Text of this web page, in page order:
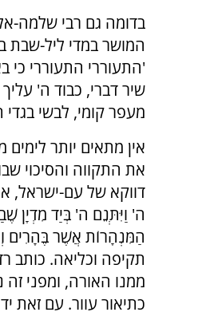
בדומה גם רבי שלמה-
המושר במדי ליל-שבת
'התעוררי התעוררי כי
שיר דברי, כבוד ה'
מעפר קומי, לבשי
אין מתאים יותר
את התקווה והסיכוי
דווקא של עם-ישראל,
ה' וַיִּתְּנֵם ה' בְּיַד מִדְיָן
הַמִּנְהָרוֹת אֲשֶׁר בֶּהָרִים
תקיפה וכליאה. כותב
ממנו האורה, ומפני
כתיאור עוור. עם זאת